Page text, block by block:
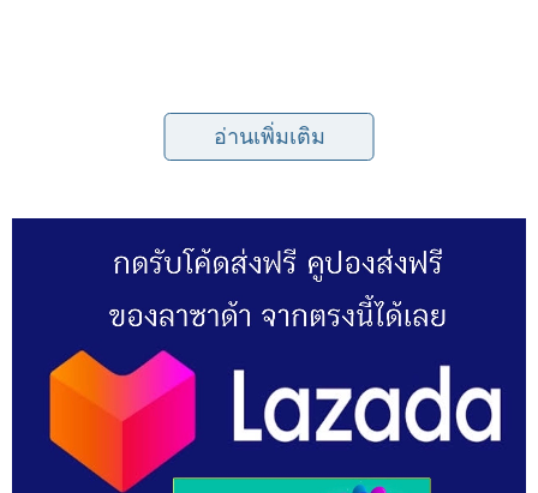
1 ใช้น้ำซาวข้าวลดไฟฟ้าสถิตได้นะ ปัญหานี้ก็อาจจะกวนใจเอามาก
ๆ ก็ลองเอามาผสมกับน้ำเปล่าแล้วถูบ้านเลย จะทำให้ลดการเกิด
อ่านเพิ่มเติม